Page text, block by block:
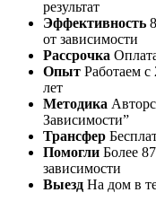
результат
Эффективность
от зависимости
Рассрочка
Опыт Работаем
лет
Методика
Зависимости”
Трансфер
Помогли Более
зависимости
Выезд На дом в